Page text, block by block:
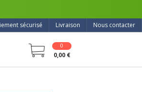
Nous contacter
Livraison
sécurisé
0
0,00 €